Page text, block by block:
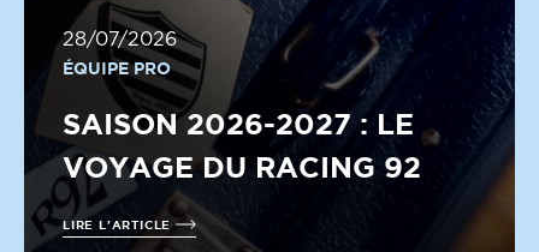
28/07/2026
ÉQUIPE PRO
SAISON 2026-2027 : LE
VOYAGE DU RACING 92
LIRE L'ARTICLE